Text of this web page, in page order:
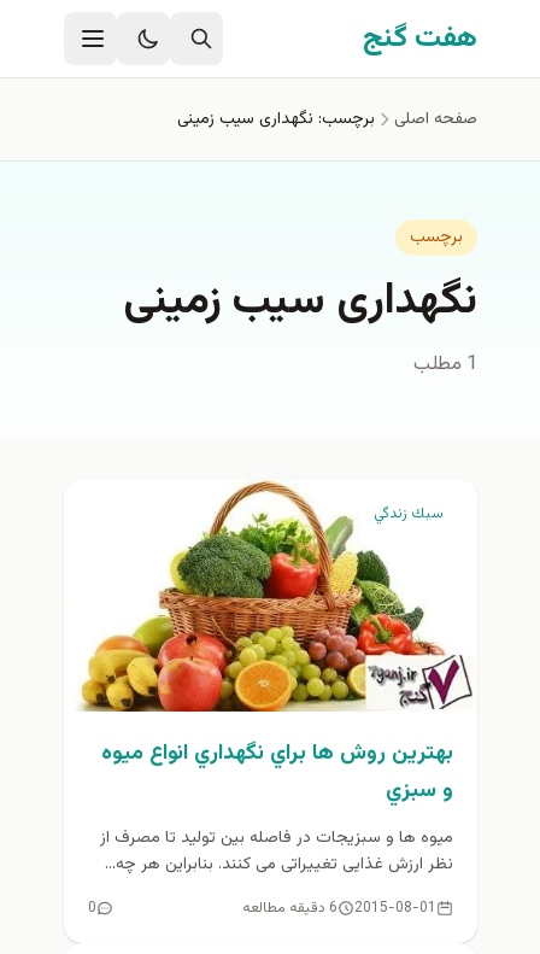
رفتن به محتوای اصلی
هفت گنج
صفحه اصلی برچسب: نگهداری سیب زمینی
برچسب
نگهداری سیب زمینی
1 مطلب
سبك زندگي
بهترين روش ها براي نگهداري انواع ميوه
و سبزي
میوه ها و سبزیجات در فاصله بین تولید تا مصرف از
نظر ارزش غذایی تغییراتی می کنند. بنابراین هر چه...
2015-08-01 6 دقیقه مطالعه 0